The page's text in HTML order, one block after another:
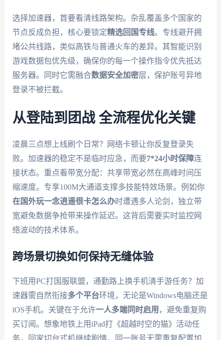
选择加速器，首要看清线路架构。杂乱覆盖多个国家的
节点反成负担，核心要锁定精选回国专线。专线避开拥
堵公共线路，类似高铁与普通火车的差异。其智能识别
游戏数据包优先级，确保你的每一个操作指令优先抵达
服务器。同时它需融合数据安全加密层，保护账号异地
登录不被拦截。
从登陆到团战 全流程优化关键
凌晨三点想上线刷个日常？网络卡顿让你反复登录失
败。加速器的稳定不是临时应急，而要7*24小时保障连
接状态。重点看带宽分配：共享带宽必然在高峰时间压
缩速度。专享100M大通道支撑多技能特效场景。例如你
在国外玩一念逍遥很卡怎么办时遭遇多人论剑，独立带
宽避免数据争抢带来操作延迟。这背后需要实时监控网
络波动的技术体系。
跨场景切换如何保持无缝体验
下班用PC打国服联盟，通勤路上换手机清手游任务？加
速器需自然衔接多个平台环境，无论是Windows电脑还是
iOS手机。关键在于允许一人多端同时启用 ，避免重复购
买订阅。想象地铁上用iPad打《超越时空的猫》活动任